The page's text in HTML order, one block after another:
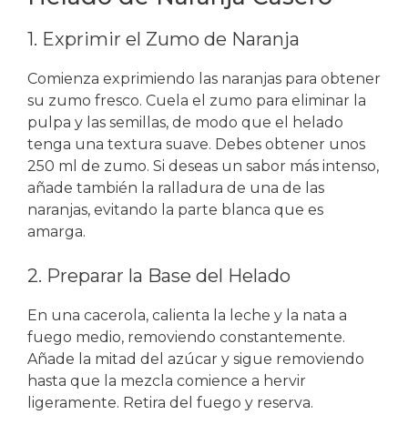
1. Exprimir el Zumo de Naranja
Comienza exprimiendo las naranjas para obtener
su zumo fresco. Cuela el zumo para eliminar la
pulpa y las semillas, de modo que el helado
tenga una textura suave. Debes obtener unos
250 ml de zumo. Si deseas un sabor más intenso,
añade también la ralladura de una de las
naranjas, evitando la parte blanca que es
amarga.
2. Preparar la Base del Helado
En una cacerola, calienta la leche y la nata a
fuego medio, removiendo constantemente.
Añade la mitad del azúcar y sigue removiendo
hasta que la mezcla comience a hervir
ligeramente. Retira del fuego y reserva.